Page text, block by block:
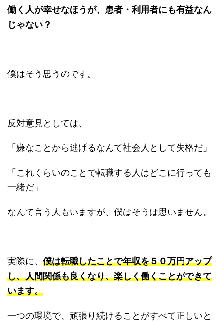
働く人が幸せなほうが、患者・利用者にも有益なん
じゃない？
僕はそう思うのです。
反対意見としては、
「嫌なことから逃げるなんて社会人として失格だ」
「これくらいのことで転職する人はどこに行っても
一緒だ」
なんて言う人もいますが、僕はそうは思いません。
実際に、 僕は転職したことで年収を５０万円アップ
し、人間関係も良くなり、楽しく働くことができて
います。
一つの環境で、頑張り続けることがすべて正しいと